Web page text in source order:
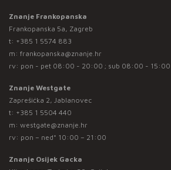
Znanje Frankopanska
Frankopanska 5a, Zagreb
t: +385 1 5574 883
m: frankopanska@znanje.hr
rv: pon - pet 08:00 - 20:00 ; sub 08:00 - 15:00
Znanje Westgate
Zaprešićka 2, Jablanovec
t: +385 1 5504 440
m: westgate@znanje.hr
rv: pon – ned* 10:00 – 21:00
Znanje Osijek Gacka